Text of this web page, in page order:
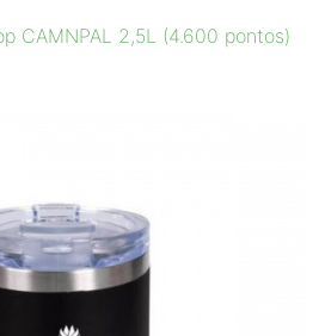
CAMNPAL 2,5L (4.600 pontos)